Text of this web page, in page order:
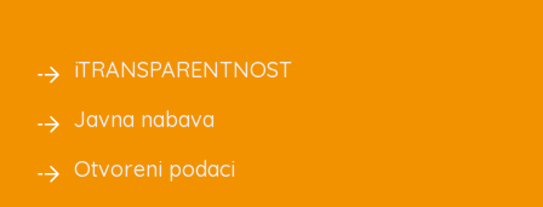
iTRANSPARENTNOST
Javna nabava
Otvoreni podaci